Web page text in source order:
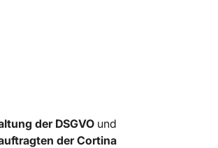
der DSGVOund
der Cortina